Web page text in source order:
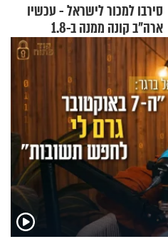
סירבו למכור לישראל - עכשיו
ארה"ב קונה ממנה ב-1.8
מיליארד דולר